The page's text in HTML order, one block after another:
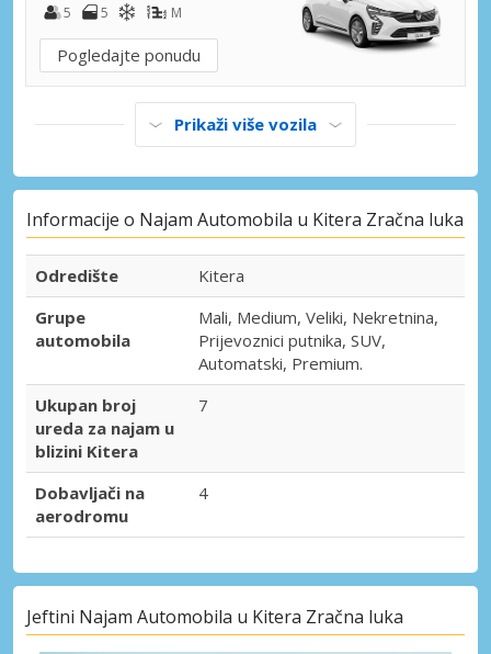
5
5 M
Pogledajte ponudu
Prikaži više vozila
Informacije o Najam Automobila u Kitera Zračna luka
Odredište
Kitera
Grupe
automobila
Mali, Medium, Veliki, Nekretnina,
Prijevoznici putnika, SUV,
Automatski, Premium.
Ukupan broj
ureda za najam u
blizini Kitera
7
Dobavljači na
aerodromu
4
Jeftini Najam Automobila u Kitera Zračna luka